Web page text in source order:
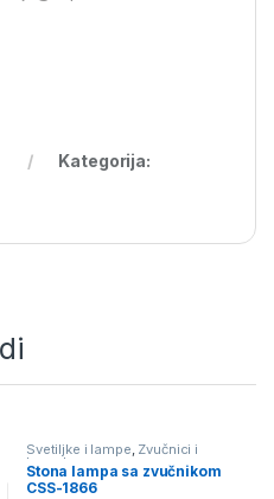
Kategorija:
Svetiljke i lampe, Zvučnici i
karaoke
Stona lampa sa zvučnikom
CSS-1866